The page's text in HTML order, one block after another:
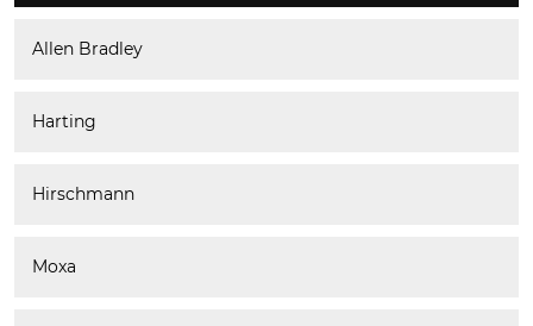
Allen Bradley
Harting
Hirschmann
Moxa